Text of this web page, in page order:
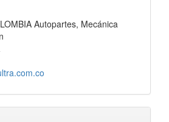
Autopartes, Mecánica